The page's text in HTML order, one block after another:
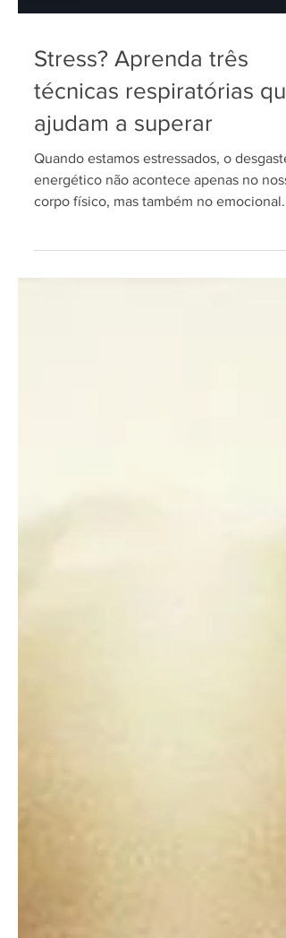
Stress? Aprenda três
ajudam a superar
Quando estamos estressados, o desgaste
corpo físico, mas também no emocional.
Você já percebeu...